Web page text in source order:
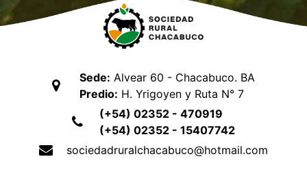
Sede: Alvear 60 - Chacabuco. BA
Predio: H. Yrigoyen y Ruta N° 7
(+54) 02352 - 470919
(+54) 02352 - 15407742
sociedadruralchacabuco@hotmail.com